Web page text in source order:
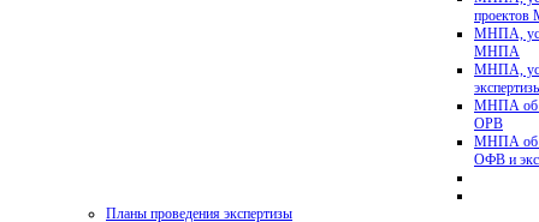
МНПА,
МНПА
МНПА,
МНПА об
ОРВ
МНПА об
ОФВ и
Планы проведения экспертизы